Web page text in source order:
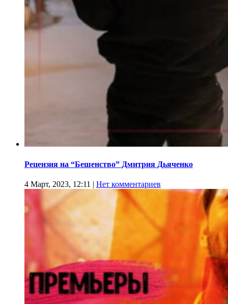
Рецензия на “Бешенство” Дмитрия Дьяченко
4 Март, 2023, 12:11 | Нет комментариев